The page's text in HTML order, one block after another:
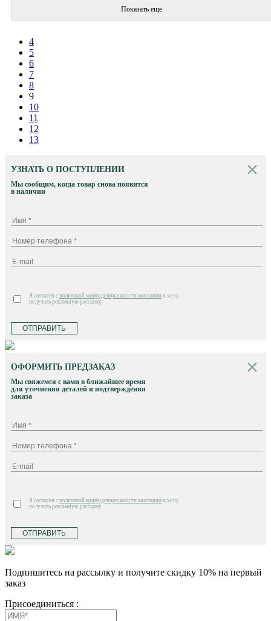
Показать еще
4
5
6
7
8
9
10
11
12
13
УЗНАТЬ О ПОСТУПЛЕНИИ
Мы сообщим, когда товар снова появится
в наличии
Я согласен с политикой конфиденциальности компании и хочу
получать рекламную рассылку
ОТПРАВИТЬ
ОФОРМИТЬ ПРЕДЗАКАЗ
Мы свяжемся с вами в ближайшее время
для уточнения деталей и подтверждения
заказа
Я согласен с политикой конфиденциальности компании и хочу
получать рекламную рассылку
ОТПРАВИТЬ
Подпишитесь на рассылку и получите скидку 10% на первый
заказ
Присоединиться :